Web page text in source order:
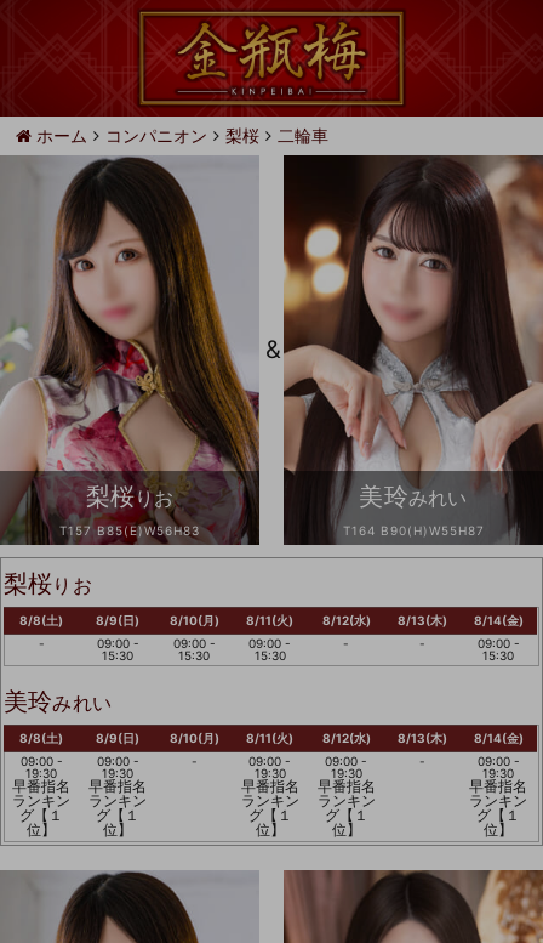
ホーム コンパニオン 梨桜 二輪車
梨桜りお
T157 B85(E)W56H83
&
美玲みれい
T164 B90(H)W55H87
梨桜りお
8/8(土)
-
8/9(日)
09:00 -
15:30
8/10(月)
09:00 -
15:30
8/11(火)
09:00 -
15:30
8/12(水)
-
8/13(木)
-
8/14(金)
09:00 -
15:30
美玲みれい
8/8(土)
09:00 -
19:30
早番指名
ランキン
グ【１
位】
8/9(日)
09:00 -
19:30
早番指名
ランキン
グ【１
位】
8/10(月)
-
8/11(火)
09:00 -
19:30
早番指名
ランキン
グ【１
位】
8/12(水)
09:00 -
19:30
早番指名
ランキン
グ【１
位】
8/13(木)
-
8/14(金)
09:00 -
19:30
早番指名
ランキン
グ【１
位】